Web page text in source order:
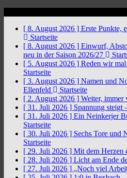
[ 8. August 2026 ] Erste Punkte,
Startseite
[ 8. August 2026 ] Einwurf,
neu in der Saison 2026/27
[ 5. August 2026 ] Reden wir
Startseite
[ 3. August 2026 ] Namen und
Ellenfeld
Startseite
[ 2. August 2026 ] Weiter, immer
[ 31. Juli 2026 ] Spannung steigt
[ 31. Juli 2026 ] Ein Neinkerjer
Startseite
[ 30. Juli 2026 ] Sechs Tore und
Startseite
[ 29. Juli 2026 ] Mit dem Herzen
[ 28. Juli 2026 ] Licht am Ende
[ 27. Juli 2026 ] „Noch viel